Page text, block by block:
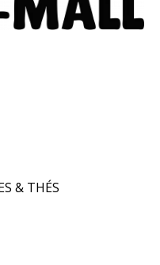
& THÉS